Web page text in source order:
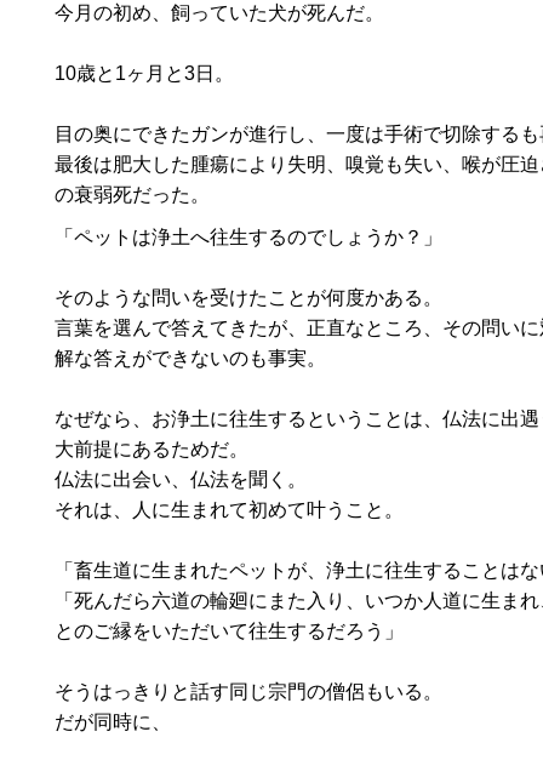
今月の初め、飼っていた犬が死んだ。
10歳と1ヶ月と3日。
目の奥にできたガンが進行し、一度は手術で切除する
最後は肥大した腫瘍により失明、嗅覚も失い、喉が圧
の衰弱死だった。
「ペットは浄土へ往生するのでしょうか？」
そのような問いを受けたことが何度かある。
言葉を選んで答えてきたが、正直なところ、その問い
解な答えができないのも事実。
なぜなら、お浄土に往生するということは、仏法に出
大前提にあるためだ。
仏法に出会い、仏法を聞く。
それは、人に生まれて初めて叶うこと。
「畜生道に生まれたペットが、浄土に往生することは
「死んだら六道の輪廻にまた入り、いつか人道に生ま
とのご縁をいただいて往生するだろう」
そうはっきりと話す同じ宗門の僧侶もいる。
だが同時に、